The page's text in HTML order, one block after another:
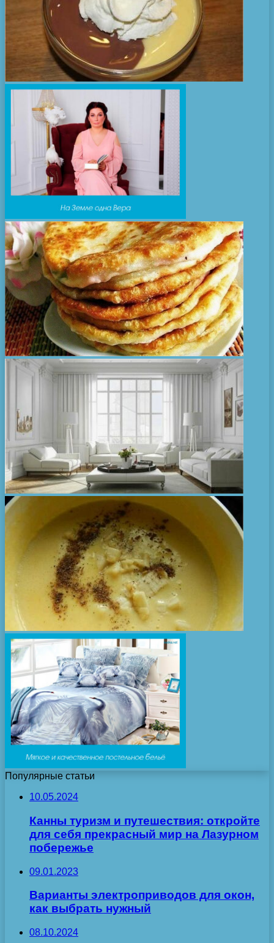
Популярные статьи
10.05.2024
Канны туризм и путешествия: откройте
для себя прекрасный мир на Лазурном
побережье
09.01.2023
Варианты электроприводов для окон,
как выбрать нужный
08.10.2024